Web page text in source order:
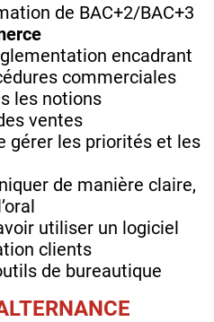
de BAC+2/BAC+3
encadrant
commerciales
les notions
ventes
gérer les priorités et les
de manière claire,
utiliser un logiciel
clients
de bureautique